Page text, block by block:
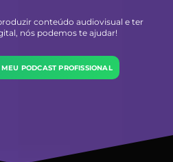
conteúdo audiovisual e ter
nós podemos te ajudar!
PODCAST PROFISSIONAL